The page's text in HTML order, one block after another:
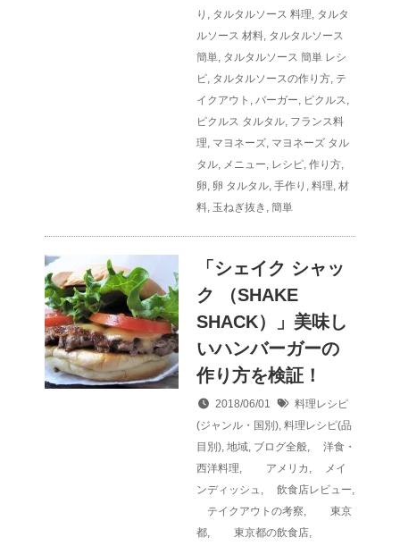
り , タルタルソース 料理, タルタ
ルソース 材料, タルタルソース
簡単, タルタルソース 簡単 レシ
ピ, タルタルソースの作り方, テ
イクアウト , バーガー, ピクルス,
ピクルス タルタル, フランス料
理, マヨネーズ, マヨネーズ タル
タル, メニュー, レシピ, 作り方,
卵, 卵 タルタル, 手作り , 料理, 材
料, 玉ねぎ抜き , 簡単
「シェイク シャッ
ク （SHAKE
SHACK）」美味し
いハンバーガーの
作り方を検証！
2018/06/01
料理レシピ
(ジャンル・国別), 料理レシピ(品
目別), 地域, ブログ全般,
洋食・
西洋料理, アメリカ ,
メイ
ンディッシュ , 飲食店レビュー,
テイクアウトの考察,
東京
都, 東京都の飲食店,